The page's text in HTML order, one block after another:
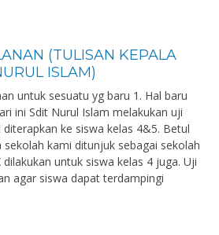
(TULISAN KEPALA
ISLAM)
untuk sesuatu yg baru 1. Hal baru
ini Sdit Nurul Islam melakukan uji
ke siswa kelas 4&5. Betul
kami ditunjuk sebagai sekolah
untuk siswa kelas 4 juga. Uji
agar siswa dapat terdampingi